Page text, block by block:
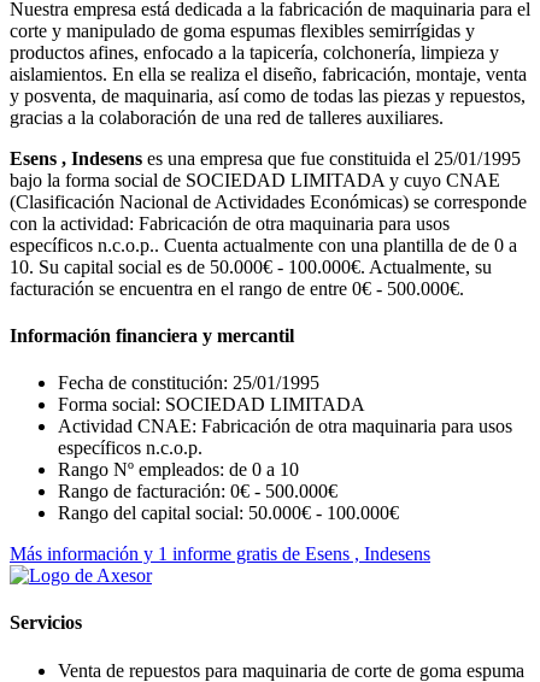
Nuestra empresa está dedicada a la fabricación de maquinaria para el
corte y manipulado de goma espumas flexibles semirrígidas y
productos afines, enfocado a la tapicería, colchonería, limpieza y
aislamientos. En ella se realiza el diseño, fabricación, montaje, venta
y posventa, de maquinaria, así como de todas las piezas y repuestos,
gracias a la colaboración de una red de talleres auxiliares.
Esens , Indesens es una empresa que fue constituida el 25/01/1995
bajo la forma social de SOCIEDAD LIMITADA y cuyo CNAE
(Clasificación Nacional de Actividades Económicas) se corresponde
con la actividad: Fabricación de otra maquinaria para usos
específicos n.c.o.p.. Cuenta actualmente con una plantilla de de 0 a
10. Su capital social es de 50.000€ - 100.000€. Actualmente, su
facturación se encuentra en el rango de entre 0€ - 500.000€.
Información financiera y mercantil
Fecha de constitución: 25/01/1995
Forma social: SOCIEDAD LIMITADA
Actividad CNAE: Fabricación de otra maquinaria para usos
específicos n.c.o.p.
Rango Nº empleados: de 0 a 10
Rango de facturación: 0€ - 500.000€
Rango del capital social: 50.000€ - 100.000€
Más información y 1 informe gratis de Esens , Indesens
Servicios
Venta de repuestos para maquinaria de corte de goma espuma